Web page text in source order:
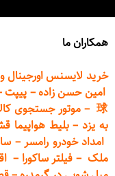
همکاران ما
خرید لایسنس اورجینال ویندوز 11،
امین حسن زاده– پیپت
球
– موتور جستجوی
به یزد–بلیط هواپیما
امداد خودرو رامسر–
ملک – فیلتر ساکورا –